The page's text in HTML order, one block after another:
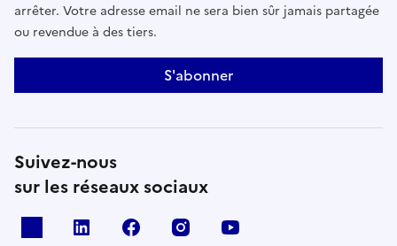
arrêter. Votre adresse email ne sera bien sûr jamais partagée
ou revendue à des tiers.
S'abonner
Suivez-nous
sur les réseaux sociaux
linkedin facebook instagram